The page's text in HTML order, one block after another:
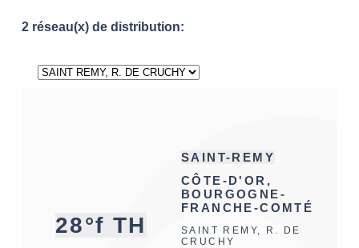
2 réseau(x) de distribution:
28°f TH
SAINT-REMY
CÔTE-D'OR,
BOURGOGNE-
FRANCHE-COMTÉ
SAINT REMY, R. DE
CRUCHY